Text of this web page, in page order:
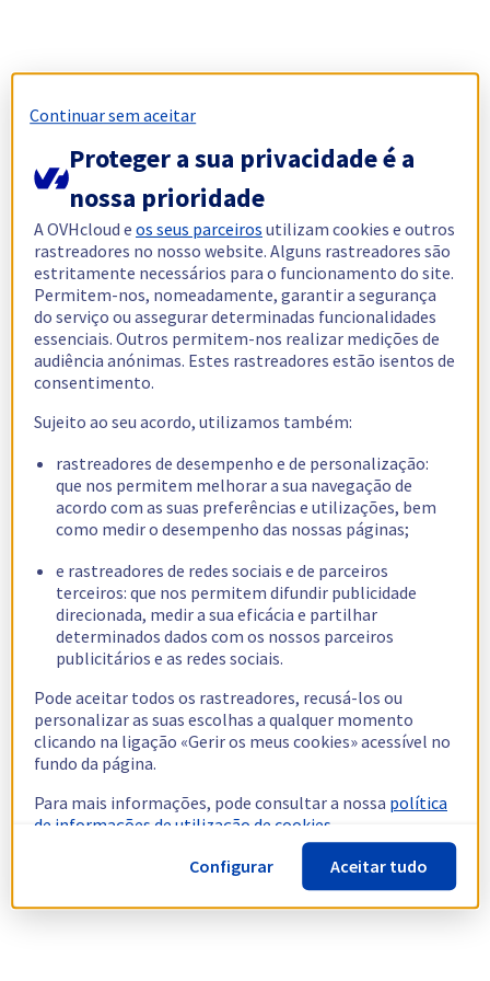
Continuar sem aceitar
Proteger a sua privacidade é a
nossa prioridade
A OVHcloud eos seus parceiros utilizam cookies e outros
rastreadores no nosso website. Alguns rastreadores são
estritamente necessários para o funcionamento do site.
Permitem-nos, nomeadamente, garantir a segurança
do serviço ou assegurar determinadas funcionalidades
essenciais. Outros permitem-nos realizar medições de
audiência anónimas. Estes rastreadores estão isentos de
consentimento.
Sujeito ao seu acordo, utilizamos também:
rastreadores de desempenho e de personalização:
que nos permitem melhorar a sua navegação de
acordo com as suas preferências e utilizações, bem
como medir o desempenho das nossas páginas;
e rastreadores de redes sociais e de parceiros
terceiros: que nos permitem difundir publicidade
direcionada, medir a sua eficácia e partilhar
determinados dados com os nossos parceiros
publicitários e as redes sociais.
Pode aceitar todos os rastreadores, recusá-los ou
personalizar as suas escolhas a qualquer momento
clicando na ligação «Gerir os meus cookies» acessível no
fundo da página.
Para mais informações, pode consultar a nossa política
de informações de utilização de cookies.
Configurar
Aceitar tudo